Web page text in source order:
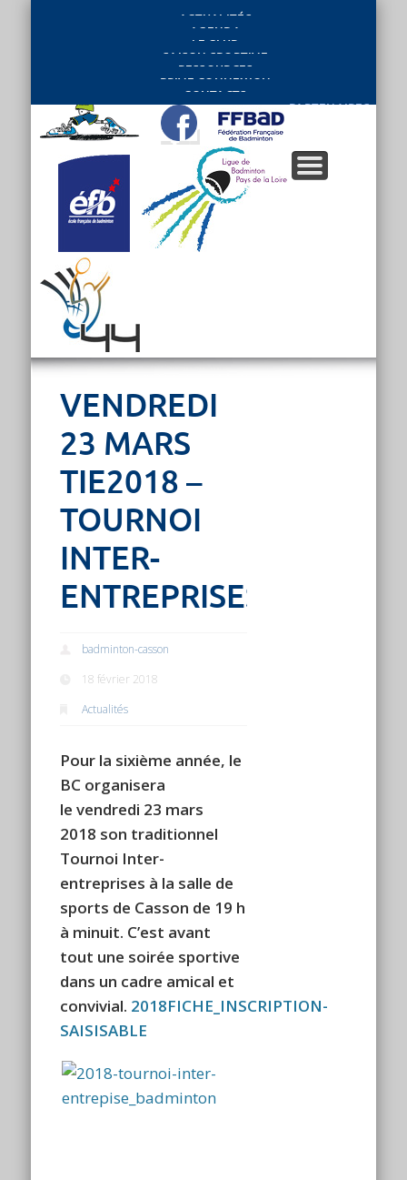
ACTUALITÉS
AGENDA
LE CLUB
SAISON SPORTIVE
RESSOURCES
PRIVE CONNEXION
CONTACTS
PARTENAIRES
VENDREDI
23 MARS
TIE2018 –
TOURNOI
INTER-
ENTREPRISES
badminton-casson
18 février 2018
Actualités
Pour la sixième année, le
BC organisera
le vendredi 23 mars
2018 son traditionnel
Tournoi Inter-
entreprises à la salle de
sports de Casson de 19 h
à minuit. C’est avant
tout une soirée sportive
dans un cadre amical et
convivial. 2018FICHE_INSCRIPTION-
SAISISABLE